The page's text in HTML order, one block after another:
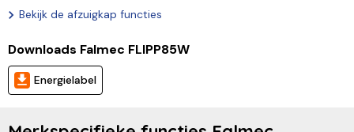
Bekijk de afzuigkap functies
Downloads Falmec FLIPP85W
Energielabel